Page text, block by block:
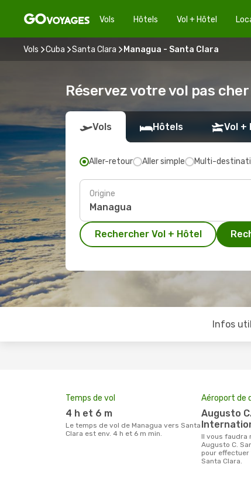
Vols Hôtels Vol + Hôtel
Vols Cuba Santa Clara Managua - Santa Clara
Réservez votre vol pas
Vols Hôtels Vol +
Aller-retour Aller simple Multi-
Origine
Rechercher Vol + Hôtel
Infos
Temps de vol
4 h et 6 m
Le temps de vol de Managua vers Santa
Clara est env. 4 h et 6 m min.
Aéroport de
Augusto C. Sandino
Il vous faudra rejoindre l'aéroport
Augusto C.
pour effectuer
Santa Clara.